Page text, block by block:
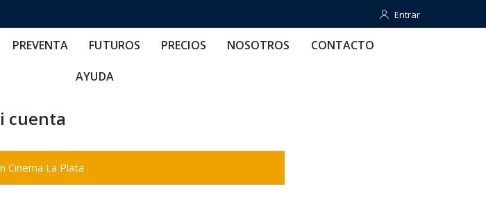
Entrar
Entrar
PREVENTA FUTUROS PRECIOS NOSOTROS CONTACTO
AYUDA
cuenta
Cinema La Plata .